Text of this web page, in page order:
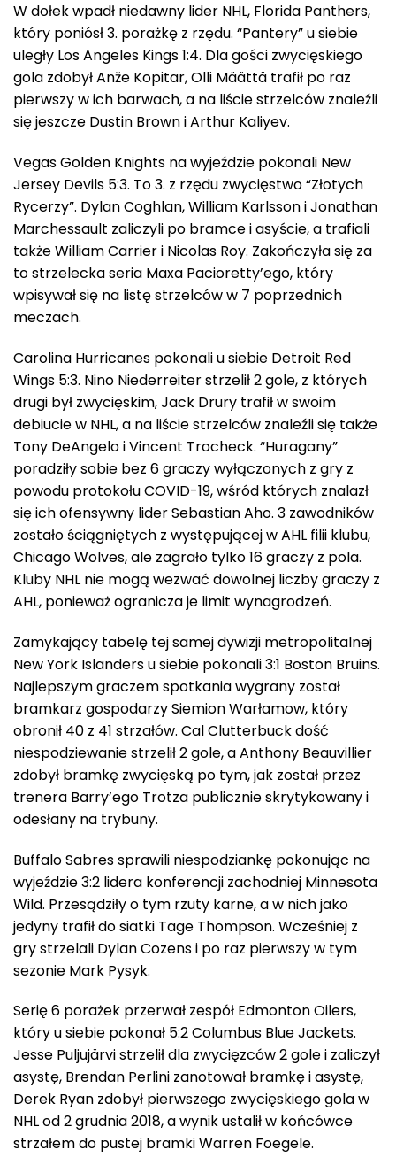
W dołek wpadł niedawny lider NHL, Florida Panthers,
który poniósł 3. porażkę z rzędu. “Pantery” u siebie
uległy Los Angeles Kings 1:4. Dla gości zwycięskiego
gola zdobył Anže Kopitar, Olli Määttä trafił po raz
pierwszy w ich barwach, a na liście strzelców znaleźli
się jeszcze Dustin Brown i Arthur Kaliyev.
Vegas Golden Knights na wyjeździe pokonali New
Jersey Devils 5:3. To 3. z rzędu zwycięstwo “Złotych
Rycerzy”. Dylan Coghlan, William Karlsson i Jonathan
Marchessault zaliczyli po bramce i asyście, a trafiali
także William Carrier i Nicolas Roy. Zakończyła się za
to strzelecka seria Maxa Pacioretty’ego, który
wpisywał się na listę strzelców w 7 poprzednich
meczach.
Carolina Hurricanes pokonali u siebie Detroit Red
Wings 5:3. Nino Niederreiter strzelił 2 gole, z których
drugi był zwycięskim, Jack Drury trafił w swoim
debiucie w NHL, a na liście strzelców znaleźli się także
Tony DeAngelo i Vincent Trocheck. “Huragany”
poradziły sobie bez 6 graczy wyłączonych z gry z
powodu protokołu COVID-19, wśród których znalazł
się ich ofensywny lider Sebastian Aho. 3 zawodników
zostało ściągniętych z występującej w AHL filii klubu,
Chicago Wolves, ale zagrało tylko 16 graczy z pola.
Kluby NHL nie mogą wezwać dowolnej liczby graczy z
AHL, ponieważ ogranicza je limit wynagrodzeń.
Zamykający tabelę tej samej dywizji metropolitalnej
New York Islanders u siebie pokonali 3:1 Boston Bruins.
Najlepszym graczem spotkania wygrany został
bramkarz gospodarzy Siemion Warłamow, który
obronił 40 z 41 strzałów. Cal Clutterbuck dość
niespodziewanie strzelił 2 gole, a Anthony Beauvillier
zdobył bramkę zwycięską po tym, jak został przez
trenera Barry’ego Trotza publicznie skrytykowany i
odesłany na trybuny.
Buffalo Sabres sprawili niespodziankę pokonując na
wyjeździe 3:2 lidera konferencji zachodniej Minnesota
Wild. Przesądziły o tym rzuty karne, a w nich jako
jedyny trafił do siatki Tage Thompson. Wcześniej z
gry strzelali Dylan Cozens i po raz pierwszy w tym
sezonie Mark Pysyk.
Serię 6 porażek przerwał zespół Edmonton Oilers,
który u siebie pokonał 5:2 Columbus Blue Jackets.
Jesse Puljujärvi strzelił dla zwycięzców 2 gole i zaliczył
asystę, Brendan Perlini zanotował bramkę i asystę,
Derek Ryan zdobył pierwszego zwycięskiego gola w
NHL od 2 grudnia 2018, a wynik ustalił w końcówce
strzałem do pustej bramki Warren Foegele.